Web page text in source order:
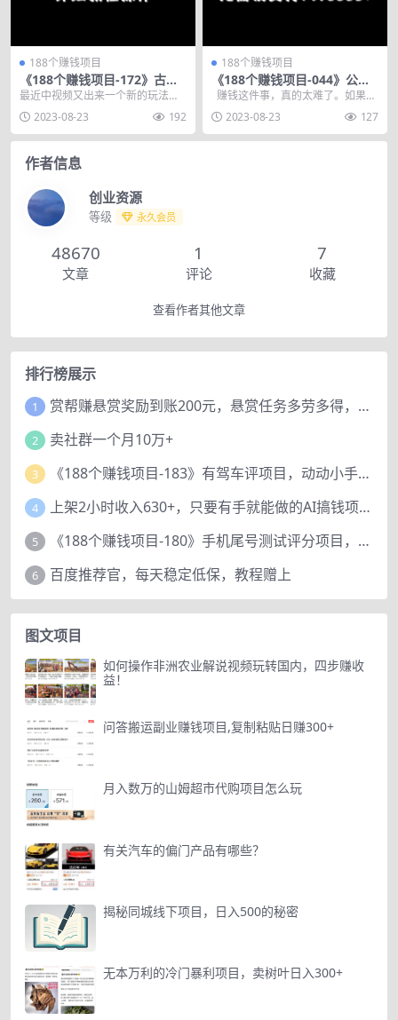
188个赚钱项目
《188个赚钱项目-172》古画
短视频副业玩法，详细教程操
最近中视频又出来一个新的玩法，
就是古画风格的动画。虽然说是动
画，其实就是一张照片...
2023-08-23 192
188个赚钱项目
《188个赚钱项目-044》公众
号无脑怼量赚钱项目，月入10
赚钱这件事，真的太难了。如果说
赚钱是一件很简单的事情，那么贫
富差距...
2023-08-23 127
作者信息
创业资源
等级 永久会员
48670
文章
1
评论
7
收藏
查看作者其他文章
排行榜展示
1 赏帮赚悬赏奖励到账200元，悬赏任务多劳多得，人人可做。
2 卖社群一个月10万+
3 《188个赚钱项目-183》有驾车评项目，动动小手，复制粘贴赚44元！
4 上架2小时收入630+，只要有手就能做的AI搞钱项目，奶奶看完都能学会!
5 《188个赚钱项目-180》手机尾号测试评分项目，短视频直播日赚200+
6 百度推荐官，每天稳定低保，教程赠上
图文项目
如何操作非洲农业解说视频玩转国内，四步赚收
益！
问答搬运副业赚钱项目,复制粘贴日赚300+
月入数万的山姆超市代购项目怎么玩
有关汽车的偏门产品有哪些？
揭秘同城线下项目，日入500的秘密
无本万利的冷门暴利项目，卖树叶日入300+